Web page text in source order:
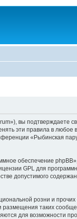
вы подтверждаете
эти правила в
«Рыбинская
обеспечение
GPL для
допустимого
розни и
таких
для возможности